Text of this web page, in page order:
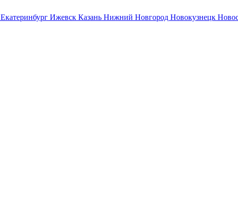
Екатеринбург Ижевск Казань Нижний Новгород Новокузнецк